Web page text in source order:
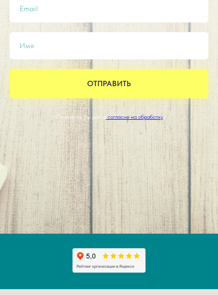
Email
Имя
ОТПРАВИТЬ
Отправляя, Вы даетесогласие на обработку